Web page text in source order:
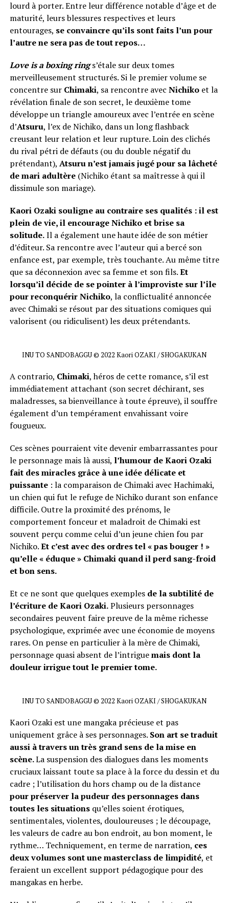
lourd à porter. Entre leur différence notable d’âge et de
maturité, leurs blessures respectives et leurs
entourages, se convaincre qu’ils sont faits l’un pour
l’autre ne sera pas de tout repos…
Love is a boxing ring s’étale sur deux tomes
merveilleusement structurés. Si le premier volume se
concentre sur Chimaki, sa rencontre avec Nichikoet la
révélation finale de son secret, le deuxième tome
développe un triangle amoureux avec l’entrée en scène
d’Atsuru, l’ex de Nichiko, dans un long flashback
creusant leur relation et leur rupture. Loin des clichés
du rival pétri de défauts (ou du double négatif du
prétendant), Atsuru n’est jamais jugé pour sa lâcheté
de mari adultère(Nichiko étant sa maîtresse à qui il
dissimule son mariage).
Kaori Ozaki souligne au contraire ses qualités : il est
plein de vie, il encourage Nichiko et brise sa
solitude.Il a également une haute idée de son métier
d’éditeur. Sa rencontre avec l’auteur qui a bercé son
enfance est, par exemple, très touchante. Au même titre
que sa déconnexion avec sa femme et son fils.Et
lorsqu’il décide de se pointer à l’improviste sur l’île
pour reconquérir Nichiko, la conflictualité annoncée
avec Chimaki se résout par des situations comiques qui
valorisent (ou ridiculisent) les deux prétendants.
INU TO SANDOBAGGU © 2022 Kaori OZAKI / SHOGAKUKAN
A contrario, Chimaki, héros de cette romance, s’il est
immédiatement attachant (son secret déchirant, ses
maladresses, sa bienveillance à toute épreuve), il souffre
également d’un tempérament envahissant voire
fougueux.
Ces scènes pourraient vite devenir embarrassantes pour
le personnage mais là aussi, l’humour de Kaori Ozaki
fait des miracles grâce à une idée délicate et
puissante: la comparaison de Chimaki avec Hachimaki,
un chien qui fut le refuge de Nichiko durant son enfance
difficile. Outre la proximité des prénoms, le
comportement fonceur et maladroit de Chimaki est
souvent perçu comme celui d’un jeune chien fou par
Nichiko.Et c’est avec des ordres tel « pas bouger ! »
qu’elle « éduque » Chimaki quand il perd sang-froid
et bon sens.
Et ce ne sont que quelques exemples de la subtilité de
l’écriture de Kaori Ozaki.Plusieurs personnages
secondaires peuvent faire preuve de la même richesse
psychologique, exprimée avec une économie de moyens
rares. On pense en particulier à la mère de Chimaki,
personnage quasi absent de l’intriguemais dont la
douleur irrigue tout le premier tome.
INU TO SANDOBAGGU © 2022 Kaori OZAKI / SHOGAKUKAN
Kaori Ozaki est une mangaka précieuse et pas
uniquement grâce à ses personnages. Son art se traduit
aussi à travers un très grand sens de la mise en
scène.La suspension des dialogues dans les moments
cruciaux laissant toute sa place à la force du dessin et du
cadre ; l’utilisation du hors champ ou de la distance
pour préserver la pudeur des personnages dans
toutes les situations qu’elles soient érotiques,
sentimentales, violentes, douloureuses ; le découpage,
les valeurs de cadre au bon endroit, au bon moment, le
rythme… Techniquement, en terme de narration, ces
deux volumes sont une masterclass de limpidité, et
feraient un excellent support pédagogique pour des
mangakas en herbe.